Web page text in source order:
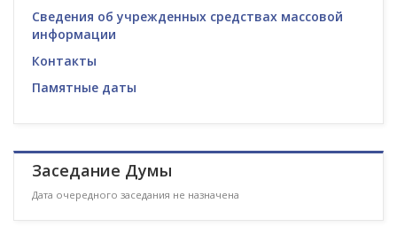
Сведения об учрежденных средствах массовой
информации
Контакты
Памятные даты
Заседание Думы
Дата очередного заседания не назначена